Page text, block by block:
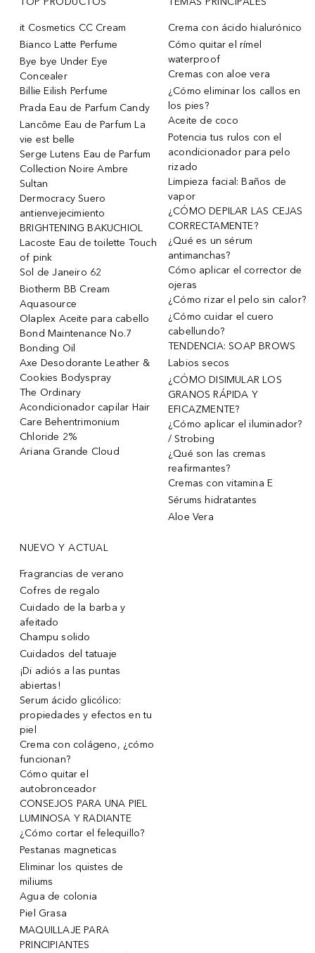
it Cosmetics CC Cream
Bianco Latte Perfume
Bye bye Under Eye
Concealer
Billie Eilish Perfume
Prada Eau de Parfum Candy
Lancôme Eau de Parfum La
vie est belle
Serge Lutens Eau de Parfum
Collection Noire Ambre
Sultan
Dermocracy Suero
antienvejecimiento
BRIGHTENING BAKUCHIOL
Lacoste Eau de toilette Touch
of pink
Sol de Janeiro 62
Biotherm BB Cream
Aquasource
Olaplex Aceite para cabello
Bond Maintenance No.7
Bonding Oil
Axe Desodorante Leather &
Cookies Bodyspray
The Ordinary
Acondicionador capilar Hair
Care Behentrimonium
Chloride 2%
Ariana Grande Cloud
Crema con ácido hialurónico
Cómo quitar el rímel
waterproof
Cremas con aloe vera
¿Cómo eliminar los callos en
los pies?
Aceite de coco
Potencia tus rulos con el
acondicionador para pelo
rizado
Limpieza facial: Baños de
vapor
¿CÓMO DEPILAR LAS CEJAS
CORRECTAMENTE?
¿Qué es un sérum
antimanchas?
Cómo aplicar el corrector de
ojeras
¿Cómo rizar el pelo sin calor?
¿Cómo cuidar el cuero
cabellundo?
TENDENCIA: SOAP BROWS
Labios secos
¿CÓMO DISIMULAR LOS
GRANOS RÁPIDA Y
EFICAZMENTE?
¿Cómo aplicar el iluminador?
/ Strobing
¿Qué son las cremas
reafirmantes?
Cremas con vitamina E
Sérums hidratantes
Aloe Vera
NUEVO Y ACTUAL
Fragrancias de verano
Cofres de regalo
Cuidado de la barba y
afeitado
Champu solido
Cuidados del tatuaje
¡Di adiós a las puntas
abiertas!
Serum ácido glicólico:
propiedades y efectos en tu
piel
Crema con colágeno, ¿cómo
funcionan?
Cómo quitar el
autobronceador
CONSEJOS PARA UNA PIEL
LUMINOSA Y RADIANTE
¿Cómo cortar el felequillo?
Pestanas magneticas
Eliminar los quistes de
miliums
Agua de colonia
Piel Grasa
MAQUILLAJE PARA
PRINCIPIANTES